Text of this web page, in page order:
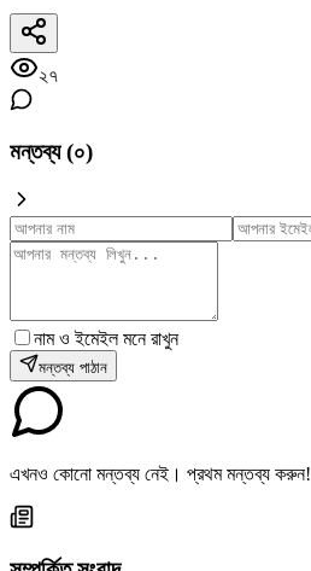
২৭
মন্তব্য (০)
নাম ও ইমেইল মনে রাখুন
মন্তব্য পাঠান
এখনও কোনো মন্তব্য নেই। প্রথম মন্তব্য করুন!